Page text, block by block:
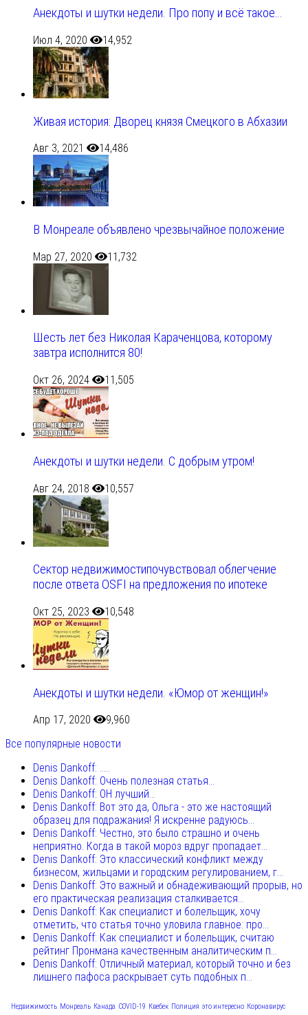
Анекдоты и шутки недели. Про попу и всё такое…
Июл 4, 2020 14,952
Живая история: Дворец князя Смецкого в Абхазии
Авг 3, 2021 14,486
В Монреале объявлено чрезвычайное положение
Мар 27, 2020 11,732
Шесть лет без Николая Караченцова, которому
завтра исполнится 80!
Окт 26, 2024 11,505
Анекдоты и шутки недели. С добрым утром!
Авг 24, 2018 10,557
Сектор недвижимостипочувствовал облегчение
после ответа OSFI на предложения по ипотеке
Окт 25, 2023 10,548
Анекдоты и шутки недели. «Юмор от женщин!»
Апр 17, 2020
9,960
Все популярные новости
Denis Dankoff: .....
Denis Dankoff: Очень полезная статья...
Denis Dankoff: ОН лучший...
Denis Dankoff: Вот это да, Ольга - это же настоящий
образец для подражания! Я искренне радуюсь...
Denis Dankoff: Честно, это было страшно и очень
неприятно. Когда в такой мороз вдруг пропадает...
Denis Dankoff: Это классический конфликт между
бизнесом, жильцами и городским регулированием, г...
Denis Dankoff: Это важный и обнадеживающий прорыв, но
его практическая реализация сталкивается...
Denis Dankoff: Как специалист и болельщик, хочу
отметить, что статья точно уловила главное: про...
Denis Dankoff: Как специалист и болельщик, считаю
рейтинг Пронмана качественным аналитическим п...
Denis Dankoff: Отличный материал, который точно и без
лишнего пафоса раскрывает суть подобных п...
Недвижимость Монреаль Канада COVID-19 Квебек Полиция это интересно Коронавирус